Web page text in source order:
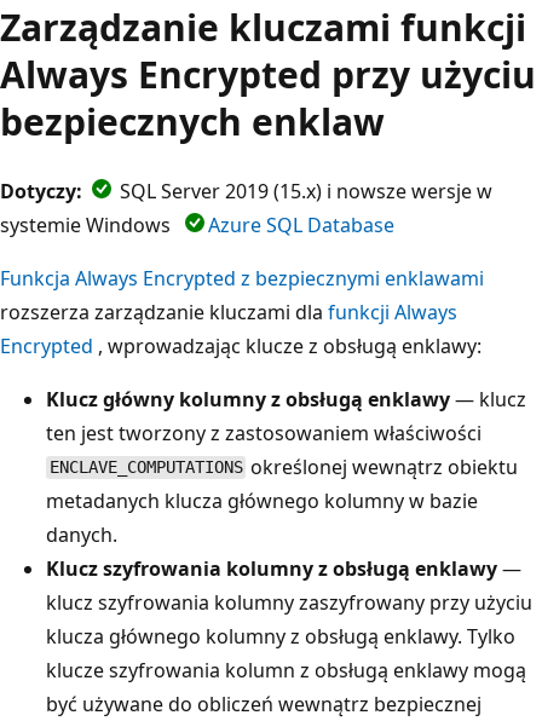
Zarządzanie kluczami funkcji
Always Encrypted przy użyciu
bezpiecznych enklaw
Dotyczy:
SQL Server 2019 (15.x) i nowsze wersje w
systemie Windows
Azure SQL Database
Funkcja Always Encrypted z bezpiecznymi enklawami
rozszerza zarządzanie kluczami dla funkcji Always
Encrypted , wprowadzając klucze z obsługą enklawy:
Klucz główny kolumny z obsługą enklawy— klucz
ten jest tworzony z zastosowaniem właściwości
ENCLAVE_COMPUTATIONS określonej wewnątrz obiektu
metadanych klucza głównego kolumny w bazie
danych.
Klucz szyfrowania kolumny z obsługą enklawy—
klucz szyfrowania kolumny zaszyfrowany przy użyciu
klucza głównego kolumny z obsługą enklawy. Tylko
klucze szyfrowania kolumn z obsługą enklawy mogą
być używane do obliczeń wewnątrz bezpiecznej